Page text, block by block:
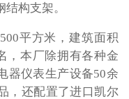
构支架。
平方米，建筑面积
，本厂除拥有各种金
器仪表生产设备50余
，还配置了进口凯尔